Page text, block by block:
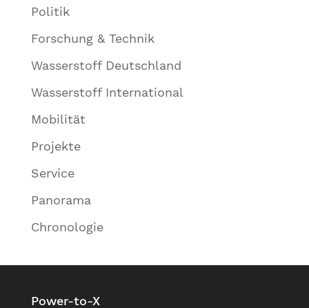
Politik
Forschung & Technik
Wasserstoff Deutschland
Wasserstoff International
Mobilität
Projekte
Service
Panorama
Chronologie
Power-to-X